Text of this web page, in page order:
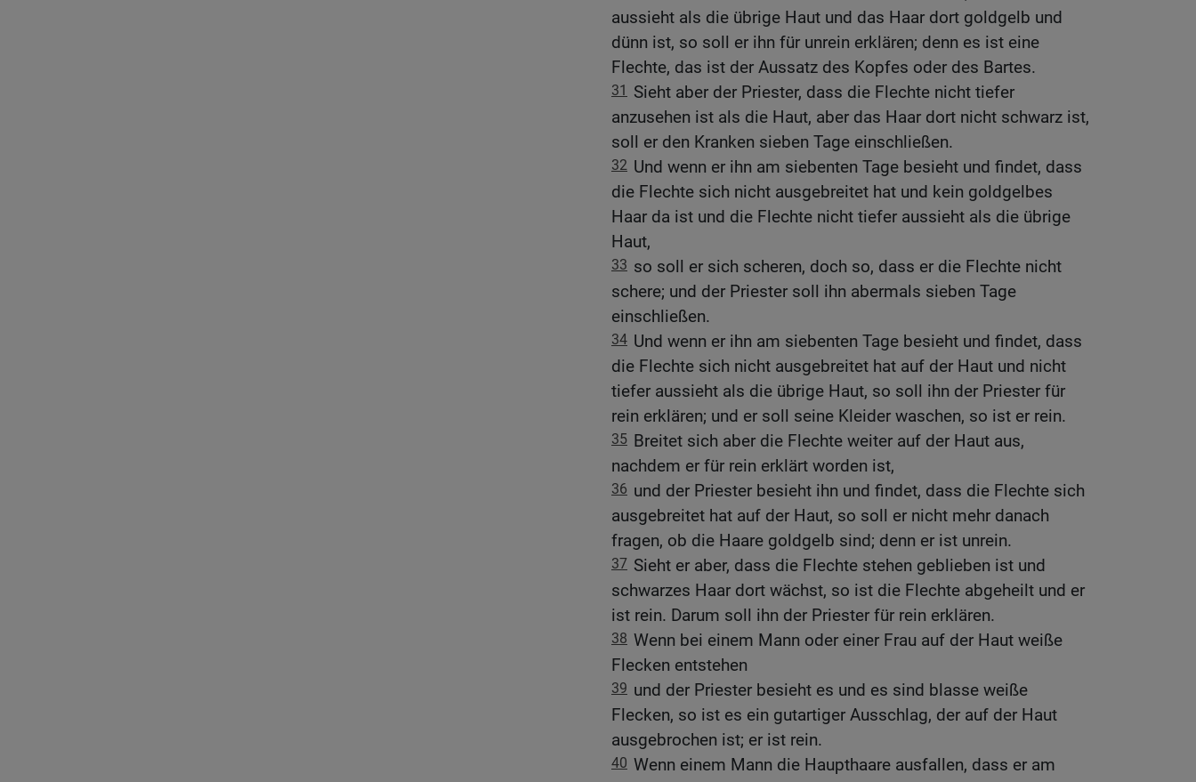
aussieht als die übrige Haut und das Haar dort goldgelb und
dünn ist, so soll er ihn für unrein erklären; denn es ist eine
Flechte, das ist der Aussatz des Kopfes oder des Bartes.
31
Sieht aber der Priester, dass die Flechte nicht tiefer
anzusehen ist als die Haut, aber das Haar dort nicht schwarz ist,
soll er den Kranken sieben Tage einschließen.
32 Und wenn er ihn am siebenten Tage besieht und findet, dass
die Flechte sich nicht ausgebreitet hat und kein goldgelbes
Haar da ist und die Flechte nicht tiefer aussieht als die übrige
Haut,
33 so soll er sich scheren, doch so, dass er die Flechte nicht
schere; und der Priester soll ihn abermals sieben Tage
einschließen.
34 Und wenn er ihn am siebenten Tage besieht und findet, dass
die Flechte sich nicht ausgebreitet hat auf der Haut und nicht
tiefer aussieht als die übrige Haut, so soll ihn der Priester für
rein erklären; und er soll seine Kleider waschen, so ist er rein.
35 Breitet sich aber die Flechte weiter auf der Haut aus,
nachdem er für rein erklärt worden ist,
36 und der Priester besieht ihn und findet, dass die Flechte sich
ausgebreitet hat auf der Haut, so soll er nicht mehr danach
fragen, ob die Haare goldgelb sind; denn er ist unrein.
37 Sieht er aber, dass die Flechte stehen geblieben ist und
schwarzes Haar dort wächst, so ist die Flechte abgeheilt und er
ist rein. Darum soll ihn der Priester für rein erklären.
38 Wenn bei einem Mann oder einer Frau auf der Haut weiße
Flecken entstehen
39 und der Priester besieht es und es sind blasse weiße
Flecken, so ist es ein gutartiger Ausschlag, der auf der Haut
ausgebrochen ist; er ist rein.
40 Wenn einem Mann die Haupthaare ausfallen, dass er am